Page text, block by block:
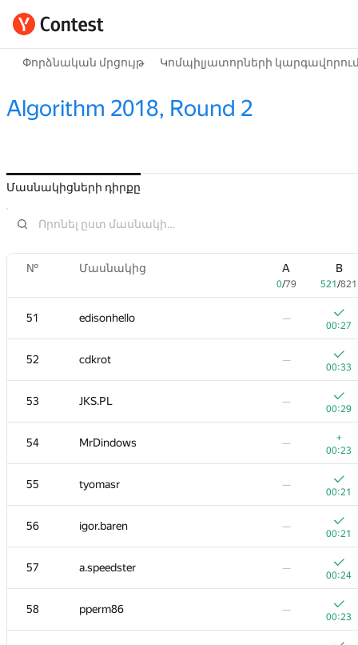
Փորձնական մրցույթ Կոմպիլյատորների
Algorithm 2018, Round 2
Մասնակիցների դիրքը
№ Մասնակից A
0/79
B
521/821
51 edisonhello —
00:27
52 cdkrot —
00:33
53 JKS.PL —
00:29
54 MrDindows —
+
00:23
55 tyomasr —
00:21
56 igor.baren —
00:21
57 a.speedster —
00:24
58 pperm86 —
00:23